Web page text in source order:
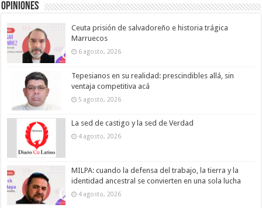
Opiniones
Ceuta prisión de salvadoreño e historia trágica
Marruecos
6 agosto, 2026
Tepesianos en su realidad: prescindibles allá, sin
ventaja competitiva acá
5 agosto, 2026
La sed de castigo y la sed de Verdad
4 agosto, 2026
MILPA: cuando la defensa del trabajo, la tierra y la
identidad ancestral se convierten en una sola lucha
4 agosto, 2026